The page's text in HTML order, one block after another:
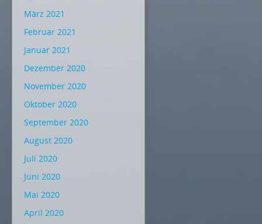
März 2021
Februar 2021
Januar 2021
Dezember 2020
November 2020
Oktober 2020
September 2020
August 2020
Juli 2020
Juni 2020
Mai 2020
April 2020